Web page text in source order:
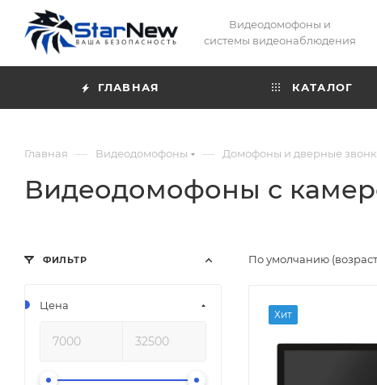
Видеодомофоны и
системы видеонаблюдения
ГЛАВНАЯ КАТАЛОГ
Главная — Видеодомофоны — Домофоны и дверные
Видеодомофоны с
По умолчанию
Хит
ФИЛЬТР
Цена